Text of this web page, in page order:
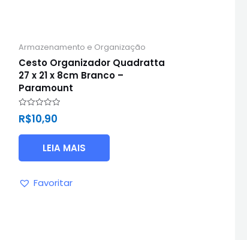
Armazenamento e Organização
Cesto Organizador Quadratta
27 x 21 x 8cm Branco –
Paramount
Avaliação
0
5
R$10,90
LEIA MAIS
Favoritar